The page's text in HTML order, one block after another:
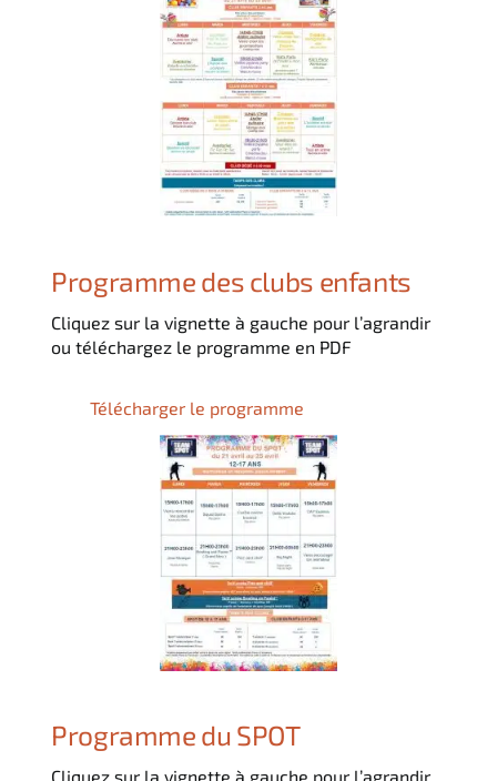
Programme des clubs enfants
Cliquez sur la vignette à gauche pour l’agrandir
ou téléchargez le programme en PDF
Télécharger le programme
Programme du SPOT
Cliquez sur la vignette à gauche pour l’agrandir